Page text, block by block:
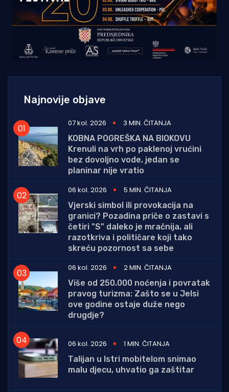
Najnovije objave
07 kol. 2026
3 MIN. ČITANJA
KOBNA POGREŠKA NA BIOKOVU
Krenuli na vrh po paklenoj vrućini
bez dovoljno vode, jedan se
planinar nije vratio
06 kol. 2026
5 MIN. ČITANJA
Vjerski simbol ili provokacija na
granici? Pozadina priče o zastavi s
četiri "S" daleko je mračnija, ali
razotkriva i političare koji tako
skreću pozornost sa sebe
06 kol. 2026
2 MIN. ČITANJA
Više od 250.000 noćenja i povratak
pravog turizma: Zašto se u Jelsi
ove godine ostaje duže nego
drugdje?
06 kol. 2026
1 MIN. ČITANJA
Talijan u Istri mobitelom snimao
malu djecu, uhvatio ga zaštitar